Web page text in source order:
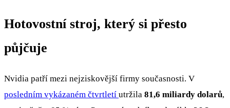
Hotovostní stroj, který si přesto
půjčuje
Nvidia patří mezi nejziskovější firmy současnosti. V
posledním vykázaném čtvrtletí utržila 81,6 miliardy dolarů,